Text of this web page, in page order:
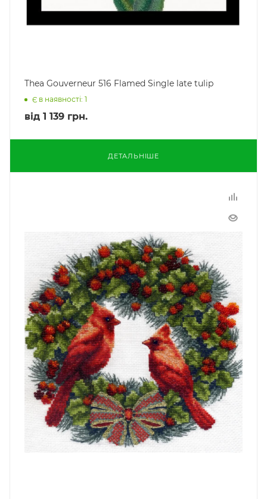
Thea Gouverneur 516 Flamed Single late tulip
Є в наявності: 1
від 1 139 грн.
ДЕТАЛЬНІШЕ